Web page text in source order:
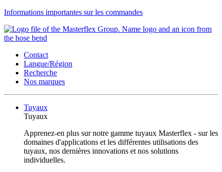
Informations importantes sur les commandes
Contact
Langue/Région
Recherche
Nos marques
Tuyaux
Tuyaux
Apprenez-en plus sur notre gamme tuyaux Masterflex - sur les
domaines d'applications et les différentes utilisations des
tuyaux, nos dernières innovations et nos solutions
individuelles.